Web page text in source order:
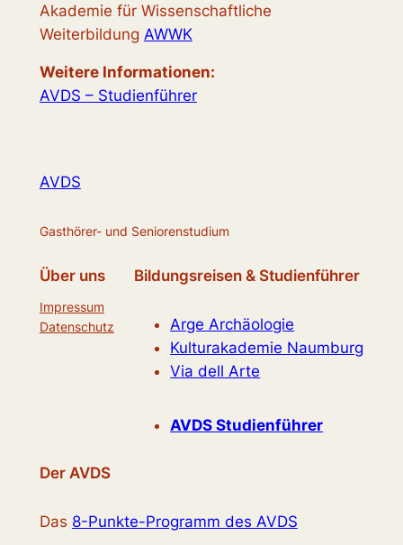
Akademie für Wissenschaftliche
Weiterbildung AWWK
Weitere Informationen:
AVDS – Studienführer
AVDS
Gasthörer- und Seniorenstudium
Über uns
Impressum
Datenschutz
Bildungsreisen & Studienführer
Arge Archäologie
Kulturakademie Naumburg
Via dell Arte
AVDS Studienführer
Der AVDS
Das 8-Punkte-Programm des AVDS